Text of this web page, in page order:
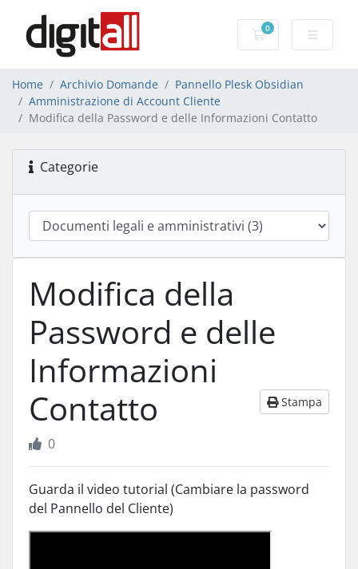
0
Carrello
Home Archivio Domande
Pannello Plesk Obsidian
Amministrazione di Account Cliente
Modifica della Password e delle Informazioni Contatto
Categorie
Modifica della
Password e delle
Informazioni
Contatto
Stampa
0
Guarda il video tutorial (Cambiare la password
del Pannello del Cliente)